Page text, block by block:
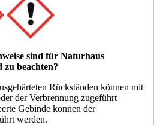
sind für Naturhaus
zu beachten?
Rückständen können mit
der Verbrennung zugeführt
Gebinde können der
werden.